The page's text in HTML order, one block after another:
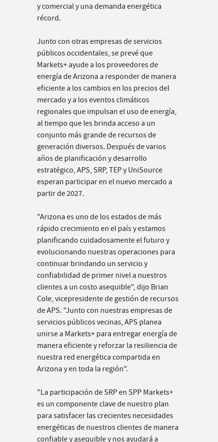
y comercial y una demanda energética
récord.
Junto con otras empresas de servicios
públicos occidentales, se prevé que
Markets+ ayude a los proveedores de
energía de Arizona a responder de manera
eficiente a los cambios en los precios del
mercado y a los eventos climáticos
regionales que impulsan el uso de energía,
al tiempo que les brinda acceso a un
conjunto más grande de recursos de
generación diversos. Después de varios
años de planificación y desarrollo
estratégico, APS, SRP, TEP y UniSource
esperan participar en el nuevo mercado a
partir de 2027.
"Arizona es uno de los estados de más
rápido crecimiento en el país y estamos
planificando cuidadosamente el futuro y
evolucionando nuestras operaciones para
continuar brindando un servicio y
confiabilidad de primer nivel a nuestros
clientes a un costo asequible", dijo Brian
Cole, vicepresidente de gestión de recursos
de APS. "Junto con nuestras empresas de
servicios públicos vecinas, APS planea
unirse a Markets+ para entregar energía de
manera eficiente y reforzar la resiliencia de
nuestra red energética compartida en
Arizona y en toda la región".
"La participación de SRP en SPP Markets+
es un componente clave de nuestro plan
para satisfacer las crecientes necesidades
energéticas de nuestros clientes de manera
confiable y asequible y nos ayudará a